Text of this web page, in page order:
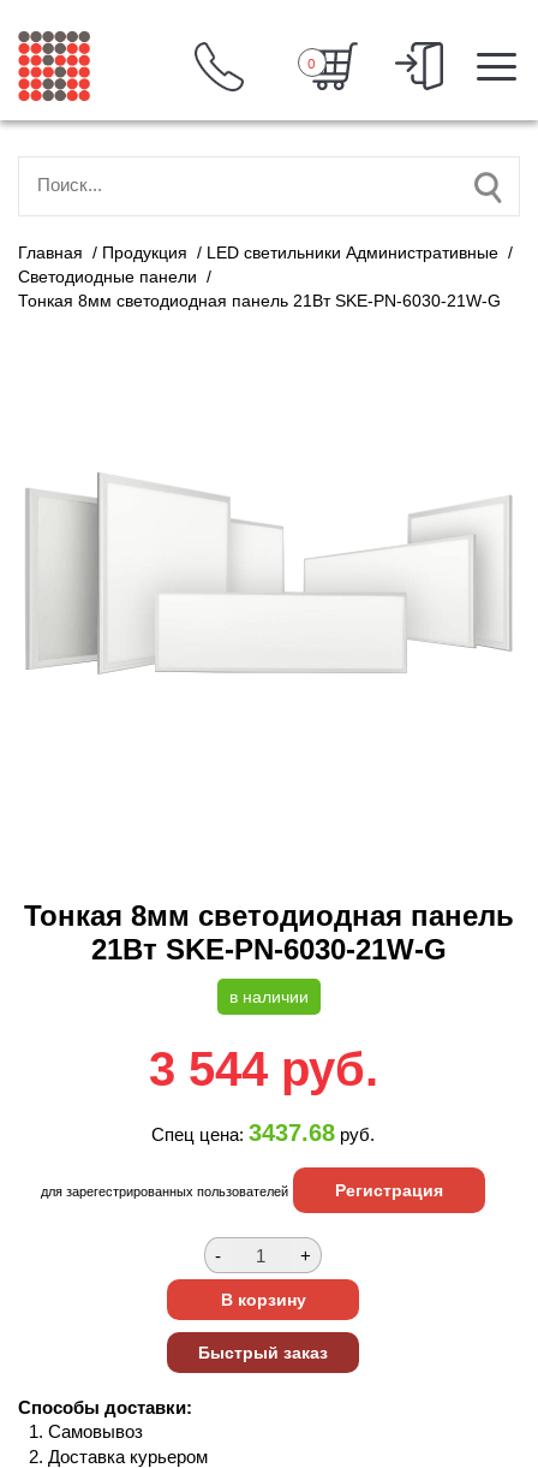
0
Главная / Продукция / LED светильники Административные /
Светодиодные панели /
Тонкая 8мм светодиодная панель 21Вт SKE-PN-6030-21W-G
Тонкая 8мм светодиодная панель
21Вт SKE-PN-6030-21W-G
в наличии
3 544 руб.
Спец цена: 3437.68 руб.
для зарегестрированных пользователей Регистрация
Способы доставки:
Самовывоз
Доставка курьером